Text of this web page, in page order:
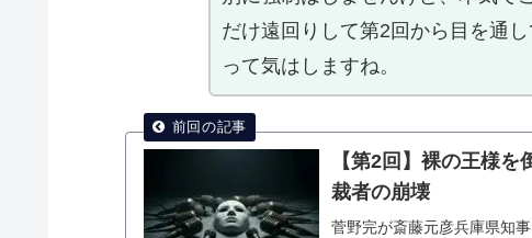
だけ遠回りして第2回から目を通
って気はしますね。
【第2回】裸の王様
裁者の崩壊
菅野完が斎藤元彦兵庫県知